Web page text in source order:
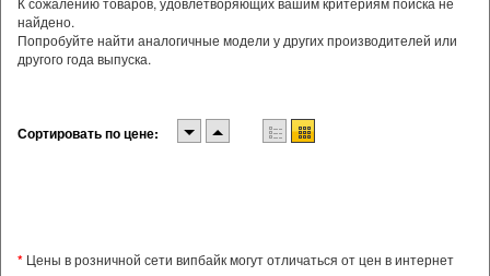
найдено.
Попробуйте найти аналогичные модели у других производителей или
другого года выпуска.
Сортировать по цене:
* Цены в розничной сети випбайк могут отличаться от цен в интернет